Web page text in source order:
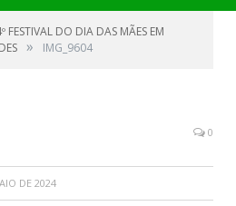
FESTIVAL DO DIA DAS MÃES EM
» IMG_9604
0
DE 2024